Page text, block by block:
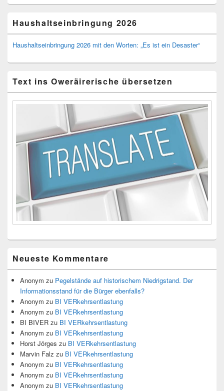
Haushaltseinbringung 2026
Haushaltseinbringung 2026 mit den Worten: „Es ist ein Desaster“
Text ins Oweräirerische übersetzen
Neueste Kommentare
Anonym zu Pegelstände auf historischem Niedrigstand. Der
Informationsstand für die Bürger ebenfalls?
Anonym zu BI VERkehrsentlastung
Anonym zu BI VERkehrsentlastung
BI BIVER zu BI VERkehrsentlastung
Anonym zu BI VERkehrsentlastung
Horst Jörges zu BI VERkehrsentlastung
Marvin Falz zu BI VERkehrsentlastung
Anonym zu BI VERkehrsentlastung
Anonym zu BI VERkehrsentlastung
Anonym zu BI VERkehrsentlastung